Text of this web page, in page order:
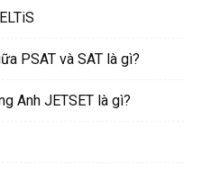
PSAT và SAT là gì?
Anh JETSET là gì?